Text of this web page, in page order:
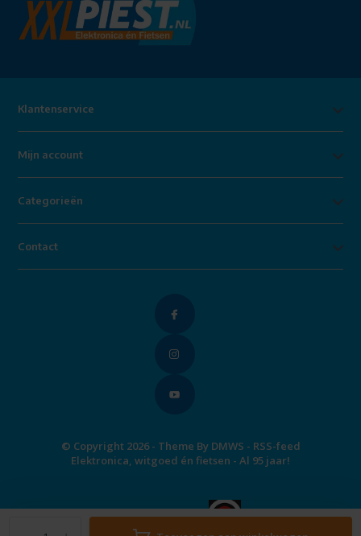
Klantenservice
Mijn account
Categorieën
Contact
© Copyright 2026 - Theme By DMWS - RSS-feed
Elektronica, witgoed én fietsen - Al 95 jaar!